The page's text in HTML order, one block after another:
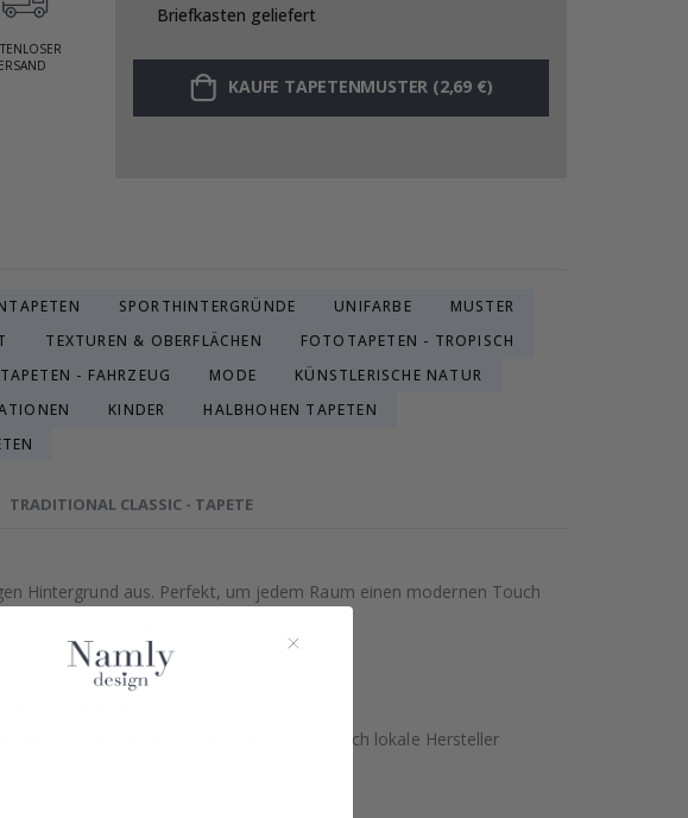
Briefkasten geliefert
KAUFE TAPETENMUSTER (2,69 €)
SPORTHINTERGRÜNDE UNIFARBE
MUSTER
TEXTUREN & OBERFLÄCHEN
FOTOTAPETEN - TROPISCH
- FAHRZEUG MODE
KÜNSTLERISCHE NATUR
KINDER
HALBHOHEN TAPETEN
Hintergrund aus. Perfekt, um jedem Raum einen modernen Touch
Tapetenstück.
Designteam entworfen.
Gefühl geben.
Qualität garantiert, sondern auch lokale Hersteller
TRADITIONAL CLASSIC - TAPETE